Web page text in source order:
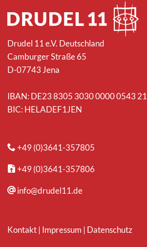
Drudel 11 e.V. Deutschland
Camburger Straße 65
D-07743 Jena
IBAN: DE23 8305 3030 0000 0543 21
BIC: HELADEF1JEN
+49 (0)3641-357805
+49 (0)3641-357806
info@drudel11.de
Kontakt| Impressum | Datenschutz